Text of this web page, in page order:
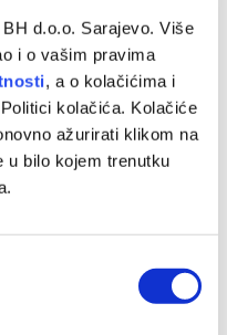
d.o.o. Sarajevo. Više
i o vašim pravima
, a o kolačićima i
kolačića. Kolačiće
ažurirati klikom na
u bilo kojem trenutku
u Poljskoj